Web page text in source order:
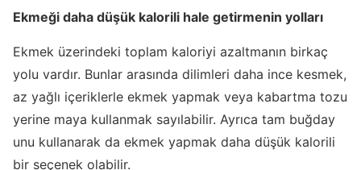
Ekmeği daha düşük kalorili hale getirmenin yolları
Ekmek üzerindeki toplam kaloriyi azaltmanın birkaç
yolu vardır. Bunlar arasında dilimleri daha ince kesmek,
az yağlı içeriklerle ekmek yapmak veya kabartma tozu
yerine maya kullanmak sayılabilir. Ayrıca tam buğday
unu kullanarak da ekmek yapmak daha düşük kalorili
bir seçenek olabilir.